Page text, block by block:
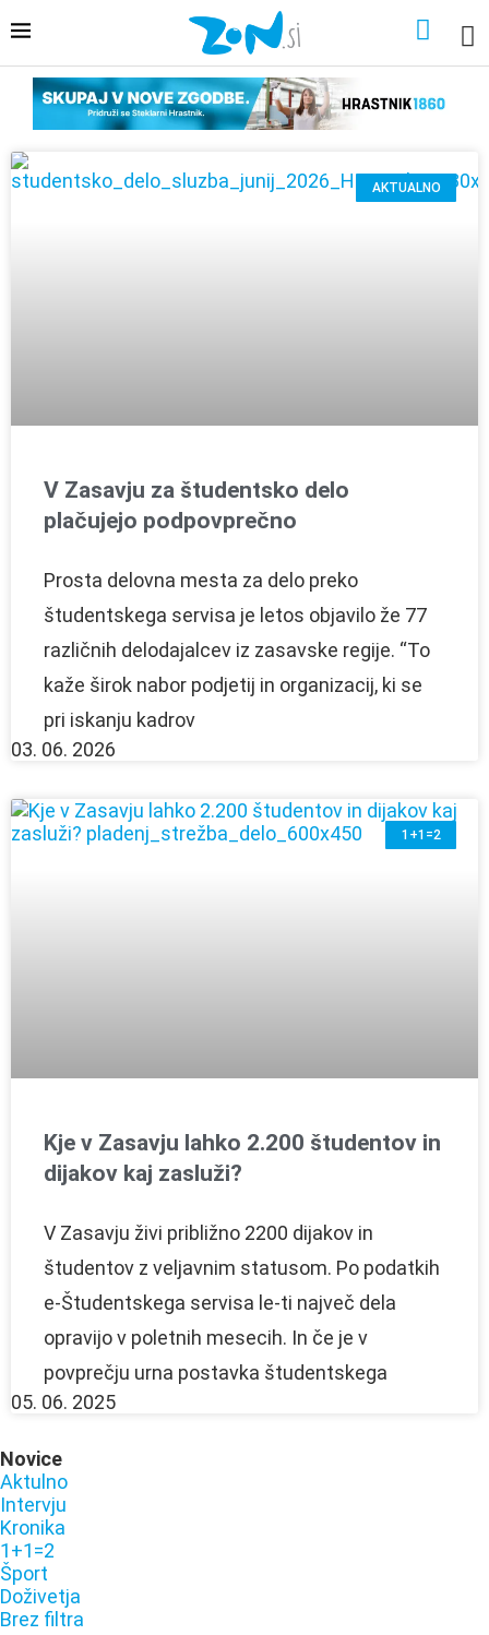
AKTUALNO
V Zasavju za študentsko delo
plačujejo podpovprečno
Prosta delovna mesta za delo preko
študentskega servisa je letos objavilo že 77
različnih delodajalcev iz zasavske regije. “To
kaže širok nabor podjetij in organizacij, ki se
pri iskanju kadrov
03. 06. 2026
1+1=2
Kje v Zasavju lahko 2.200 študentov in
dijakov kaj zasluži?
V Zasavju živi približno 2200 dijakov in
študentov z veljavnim statusom. Po podatkih
e-Študentskega servisa le-ti največ dela
opravijo v poletnih mesecih. In če je v
povprečju urna postavka študentskega
05. 06. 2025
Novice
Aktulno
Intervju
Kronika
1+1=2
Šport
Doživetja
Brez filtra